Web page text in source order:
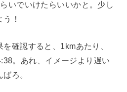
いでいけたらいいかと。少し
！
確認すると、1kmあたり、
。あれ、イメージより遅い
ろ。